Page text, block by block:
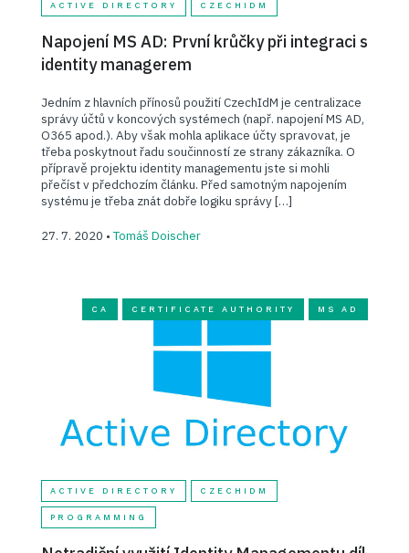
ACTIVE DIRECTORY CZECHIDM
Napojení MS AD: První krůčky při integraci s
identity managerem
Jedním z hlavních přínosů použití CzechIdM je centralizace
správy účtů v koncových systémech (např. napojení MS AD,
O365 apod.). Aby však mohla aplikace účty spravovat, je
třeba poskytnout řadu součinností ze strany zákazníka. O
přípravě projektu identity managementu jste si mohli
přečíst v předchozím článku. Před samotným napojením
systému je třeba znát dobře logiku správy […]
27. 7. 2020 •Tomáš Doischer
CA CERTIFICATE AUTHORITY MS AD
ACTIVE DIRECTORY CZECHIDM
PROGRAMMING